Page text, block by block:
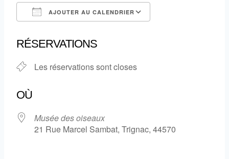
AJOUTER AU CALENDRIER
RÉSERVATIONS
Les réservations sont closes
OÙ
Musée des oiseaux
21 Rue Marcel Sambat, Trignac, 44570